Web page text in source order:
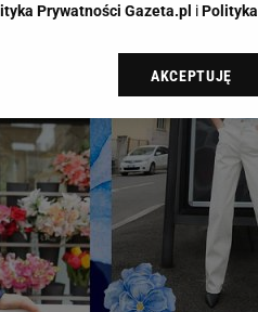
Prywatności Gazeta.pl iPolityka
Gazeta.pl sp. z o.o., jej
przetwarzania danych poprzez
Zmiana ustawień
celach:
urządzenia do celów identyfikacji.
i treści, pomiar reklam i treści,
AKCEPTUJĘ